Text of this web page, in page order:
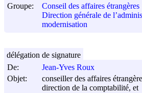
Groupe:
Conseil des affaires étrangères
Direction générale de
modernisation
De:
Jean-Yves Roux
Objet:
conseiller des affaires
direction de la comptabilité, et
délégation de signature